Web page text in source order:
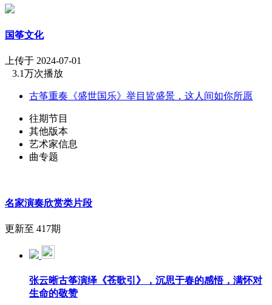
国筝文化
上传于 2024-07-01
3.1万次播放
古筝重奏《盛世国乐》举目皆盛景，这人间如你所愿
往期节目
其他版本
艺术家信息
曲专题
名家演奏欣赏类片段
更新至 417期
张云晰古筝演绎《苍歌引》，沉思于春的感悟，满怀对
生命的敬赞